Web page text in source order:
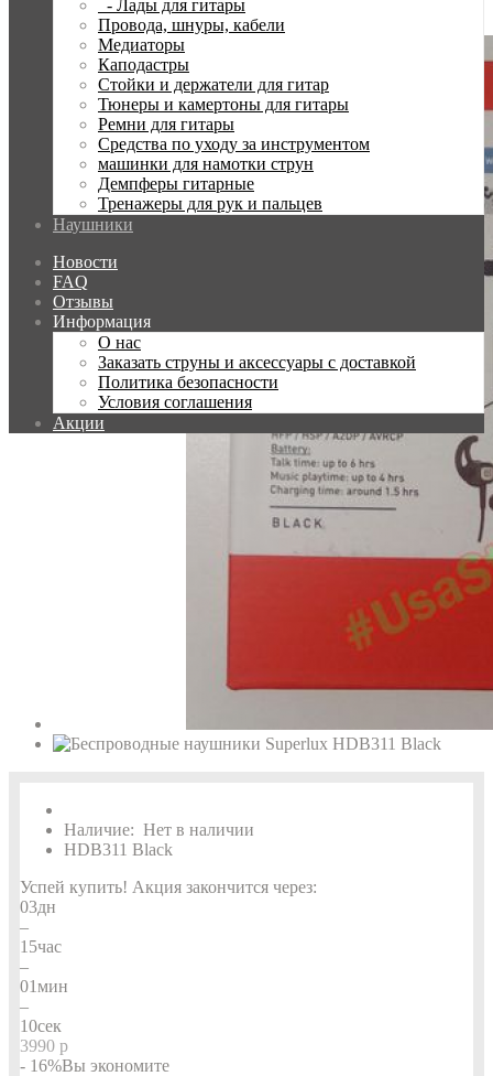
- Лады для гитары
Провода, шнуры, кабели
Медиаторы
Каподастры
Стойки и держатели для гитар
Тюнеры и камертоны для гитары
Ремни для гитары
Средства по уходу за инструментом
машинки для намотки струн
Демпферы гитарные
Тренажеры для рук и пальцев
Наушники
Новости
FAQ
Отзывы
Информация
О нас
Заказать струны и аксессуары с доставкой
Политика безопасности
Условия соглашения
Акции
Наличие: Нет в наличии
HDB311 Black
Успей купить! Акция закончится через:
03дн
–
15час
–
01мин
–
09сек
3990 р
- 16%Вы экономите